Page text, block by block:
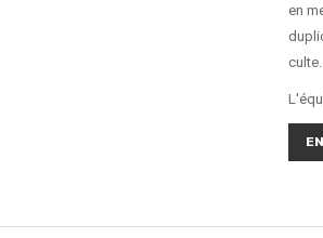
en
culte.